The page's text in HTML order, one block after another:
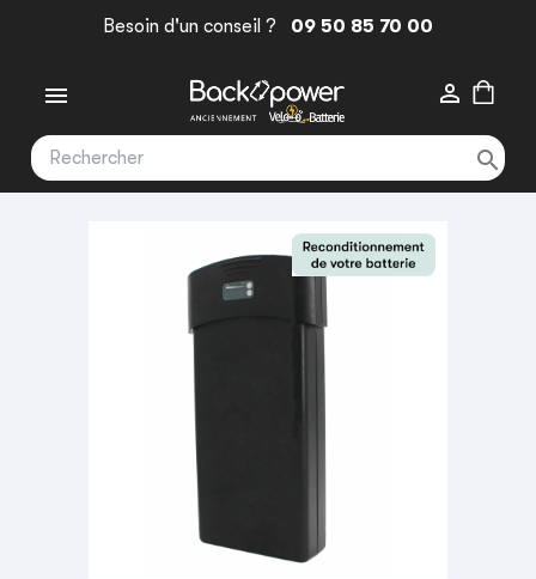
Besoin d'un conseil ? 09 50 85 70 00
 
